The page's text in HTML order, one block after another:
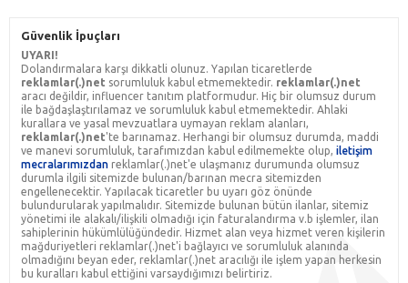
Güvenlik İpuçları
UYARI!
Dolandırmalara karşı dikkatli olunuz. Yapılan ticaretlerde
reklamlar(.)net sorumluluk kabul etmemektedir. reklamlar(.)net
aracı değildir, influencer tanıtım platformudur. Hiç bir olumsuz durum
ile bağdaşlaştırılamaz ve sorumluluk kabul etmemektedir. Ahlaki
kurallara ve yasal mevzuatlara uymayan reklam alanları,
reklamlar(.)net'te barınamaz. Herhangi bir olumsuz durumda, maddi
ve manevi sorumluluk, tarafımızdan kabul edilmemekte olup, iletişim
mecralarımızdan reklamlar(.)net'e ulaşmanız durumunda olumsuz
durumla ilgili sitemizde bulunan/barınan mecra sitemizden
engellenecektir. Yapılacak ticaretler bu uyarı göz önünde
bulundurularak yapılmalıdır. Sitemizde bulunan bütün ilanlar, sitemiz
yönetimi ile alakalı/ilişkili olmadığı için faturalandırma v.b işlemler, ilan
sahiplerinin hükümlülüğündedir. Hizmet alan veya hizmet veren kişilerin
mağduriyetleri reklamlar(.)net'i bağlayıcı ve sorumluluk alanında
olmadığını beyan eder, reklamlar(.)net aracılığı ile işlem yapan herkesin
bu kuralları kabul ettiğini varsaydığımızı belirtiriz.